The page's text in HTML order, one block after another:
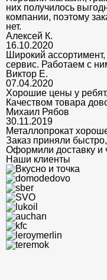
них получилось
компании, поэтому
нет.
Алексей К.
16.10.2020
Широкий
сервис. Работаем с
Виктор Е.
07.04.2020
Хорошие цены у
Качеством товара
Михаил Рябов
30.11.2019
Металлопрокат
Заказ приняли
Оформили доставку и
Наши клиенты